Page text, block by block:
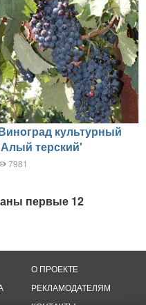
культурный
терский'
7981
первые 12
О ПРОЕКТЕ
РЕКЛАМОДАТЕЛЯМ